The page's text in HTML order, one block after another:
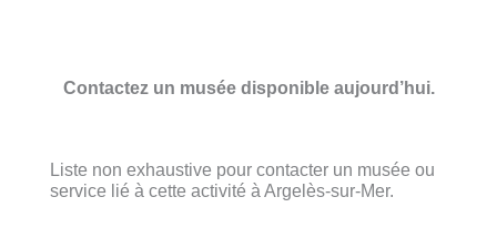
Contactez un musée disponible aujourd’hui.
Liste non exhaustive pour contacter un musée ou
service lié à cette activité à Argelès-sur-Mer.